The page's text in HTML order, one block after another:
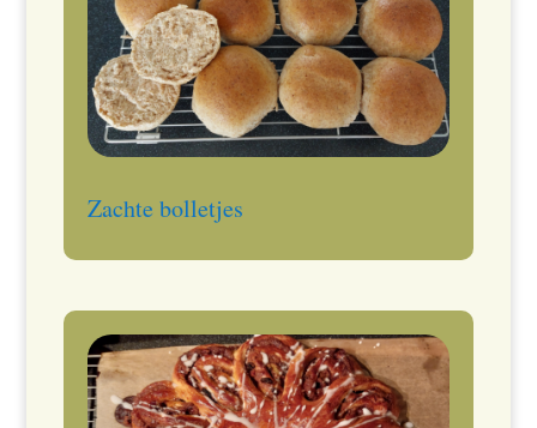
Zachte bolletjes